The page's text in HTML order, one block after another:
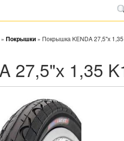
» Покрышки » Покрышка KENDA 27,5"х
27,5"х 1,35